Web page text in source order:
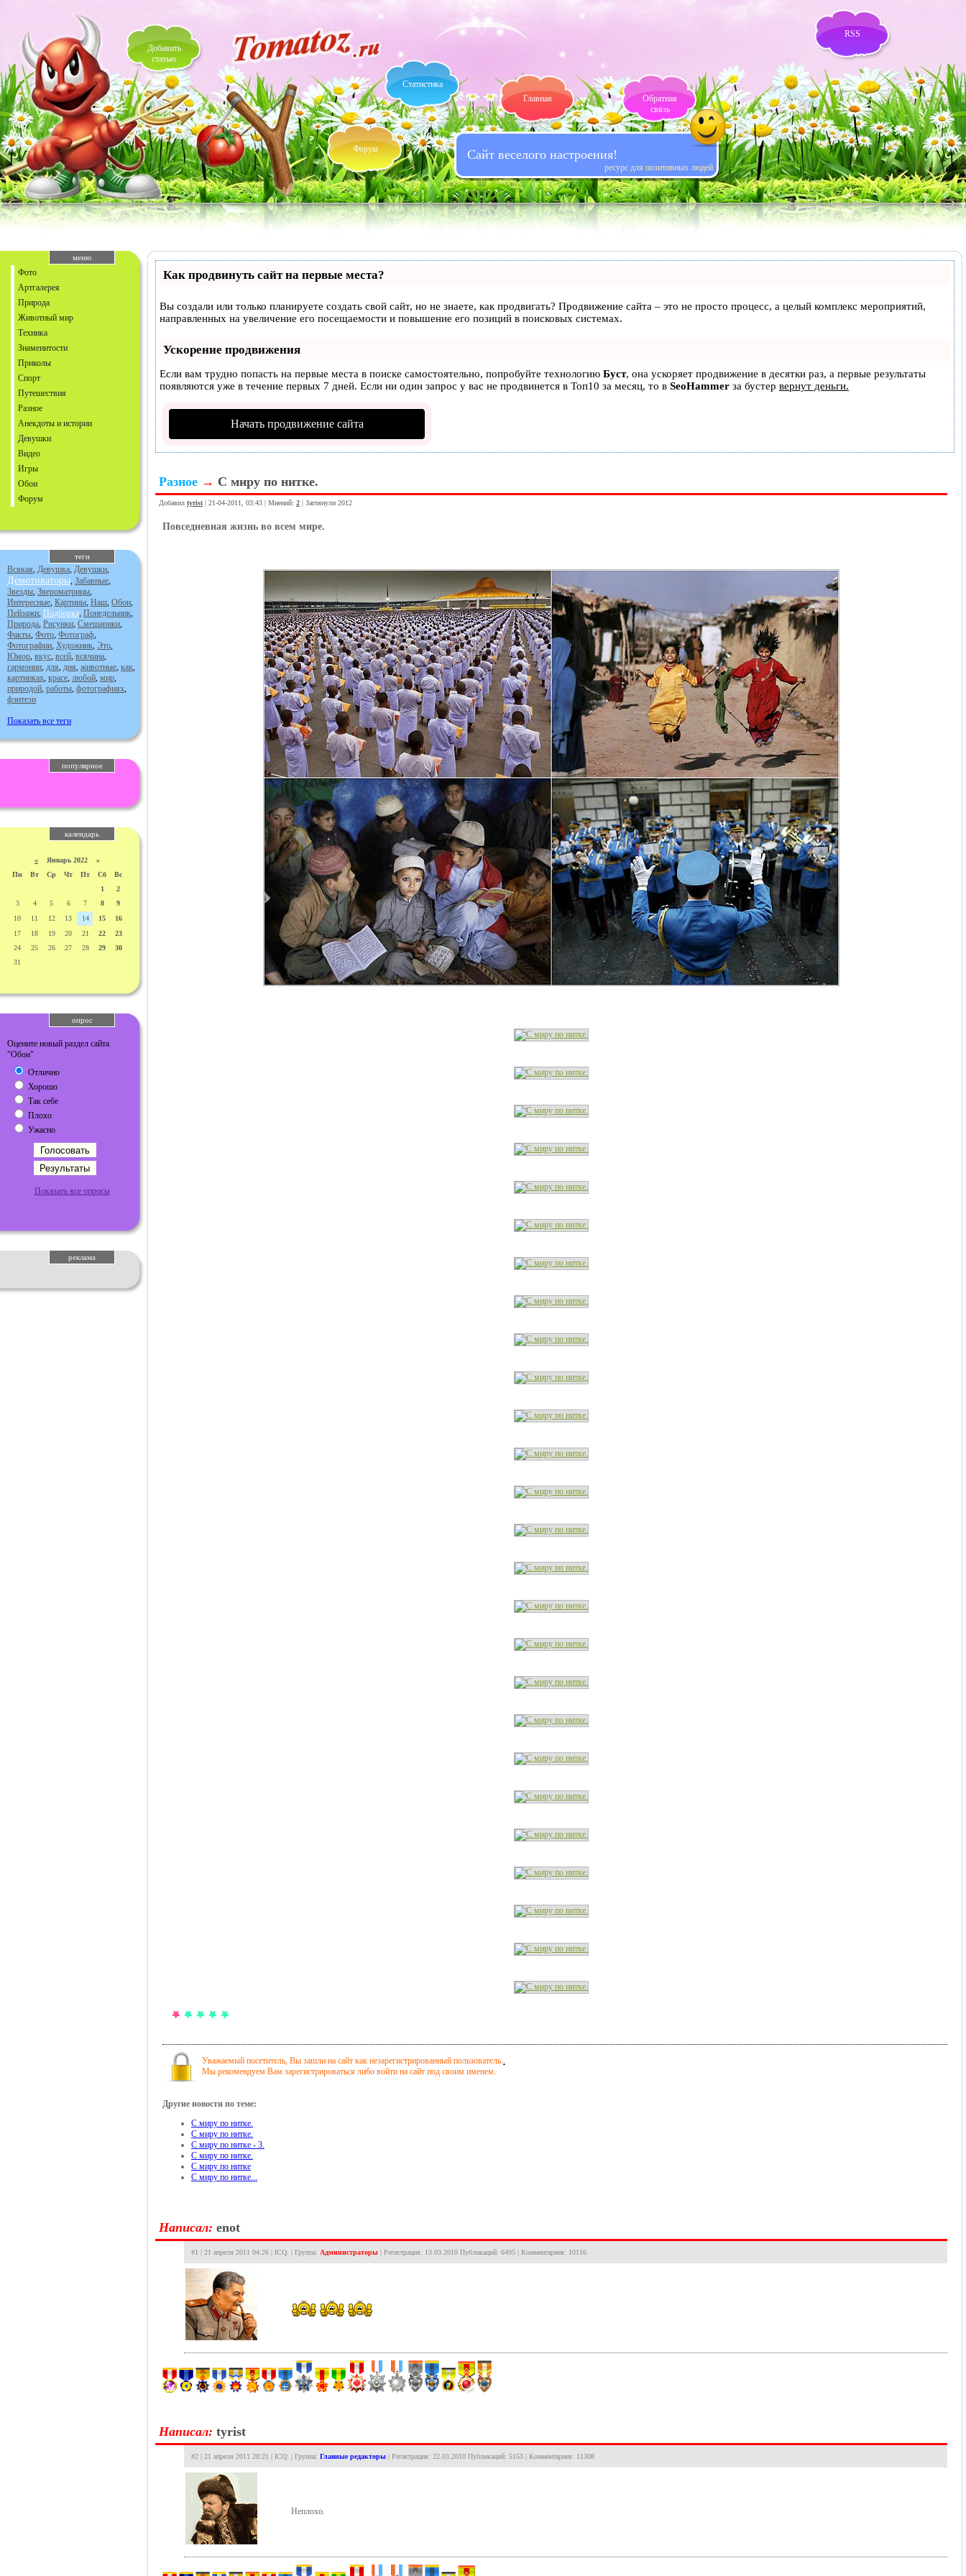
Сайт веселого настроения!
ресурс для позитивных людей
Добавить
статью
Главная
Форум
Статистика
RSS
Обратная
связь
меню
Фото
Артгалерея
Природа
Животный мир
Техника
Знаменитости
Приколы
Спорт
Путешествия
Разное
Анекдоты и истории
Девушки
Видео
Игры
Обои
Форум
теги
Всякая, Девушка, Девушки,
Демотиваторы, Забавные,
Звезды, Звероматрицы,
Интересные, Картины, Наш, Обои,
Пейзажи, Подборка, Понедельник,
Природа, Рисунки, Смешарики,
Факты, Фото, Фотограф,
Фотографии, Художник, Это,
Юмор, вкус, всей, всячина,
гармонии, для, дня, животные, как,
картинках, красе, любой, мир,
природой, работы, фотографиях,
фэнтези
Показать все теги
популярное
календарь
« Январь 2022 »
Пн
Вт Ср Чт Пт Сб
Вс
1
2
3
4 5 6 7 8
9
10
11 12 13 14 15
16
17
18 19 20 21 22
23
24
25 26 27 28 29
30
31
опрос
Оцените новый раздел сайта
"Обои"
Отлично
Хорошо
Так себе
Плохо
Ужасно
Показать все опросы
реклама
Как продвинуть сайт на первые места?
Вы создали или только планируете создать свой сайт, но не знаете, как продвигать? Продвижение сайта – это не просто процесс, а целый комплекс мероприятий,
направленных на увеличение его посещаемости и повышение его позиций в поисковых системах.
Ускорение продвижения
Если вам трудно попасть на первые места в поиске самостоятельно, попробуйте технологию Буст, она ускоряет продвижение в десятки раз, а первые результаты
появляются уже в течение первых 7 дней. Если ни один запрос у вас не продвинется в Топ10 за месяц, то в SeoHammer за бустер вернут деньги.
Начать продвижение сайта
Разное → С миру по нитке.
Добавил tyrist | 21-04-2011, 03:43 | Мнений: 2 | Заглянули 2012
Повседневная жизнь во всем мире.
Уважаемый посетитель, Вы зашли на сайт как незарегистрированный пользователь..
Мы рекомендуем Вам зарегистрироваться либо войти на сайт под своим именем.
Другие новости по теме:
С миру по нитке.
С миру по нитке.
С миру по нитке - 3.
С миру по нитке.
С миру по нитке
С миру по нитке...
Hаписал: enot
#1 | 21 апреля 2011 04:26 | ICQ: | Группа: Администраторы | Регистрация: 13.03.2010 Публикаций: 6495 | Комментариев: 10116
Hаписал: tyrist
#2 | 21 апреля 2011 20:21 | ICQ: | Группа: Главные редакторы | Регистрация: 22.03.2010 Публикаций: 5153 | Комментариев: 11308
Неплохо.